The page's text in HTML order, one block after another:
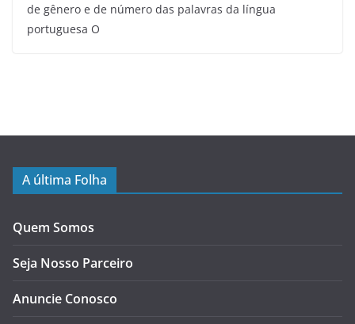
de gênero e de número das palavras da língua
portuguesa O
A última Folha
Quem Somos
Seja Nosso Parceiro
Anuncie Conosco